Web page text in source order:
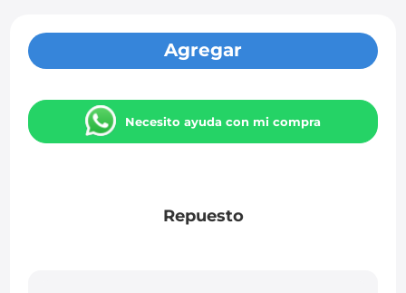
Agregar
Necesito ayuda con mi compra
Repuesto